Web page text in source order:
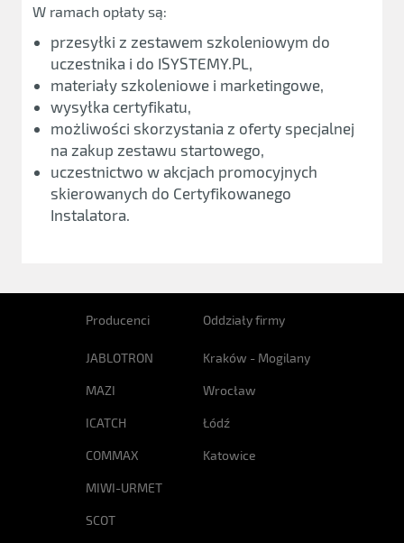
W ramach opłaty są:
przesyłki z zestawem szkoleniowym do
uczestnika i do ISYSTEMY.PL,
materiały szkoleniowe i marketingowe,
wysyłka certyfikatu,
możliwości skorzystania z oferty specjalnej
na zakup zestawu startowego,
uczestnictwo w akcjach promocyjnych
skierowanych do Certyfikowanego
Instalatora.
Producenci
JABLOTRON
MAZI
ICATCH
COMMAX
MIWI-URMET
SCOT
Oddziały firmy
Kraków - Mogilany
Wrocław
Łódź
Katowice